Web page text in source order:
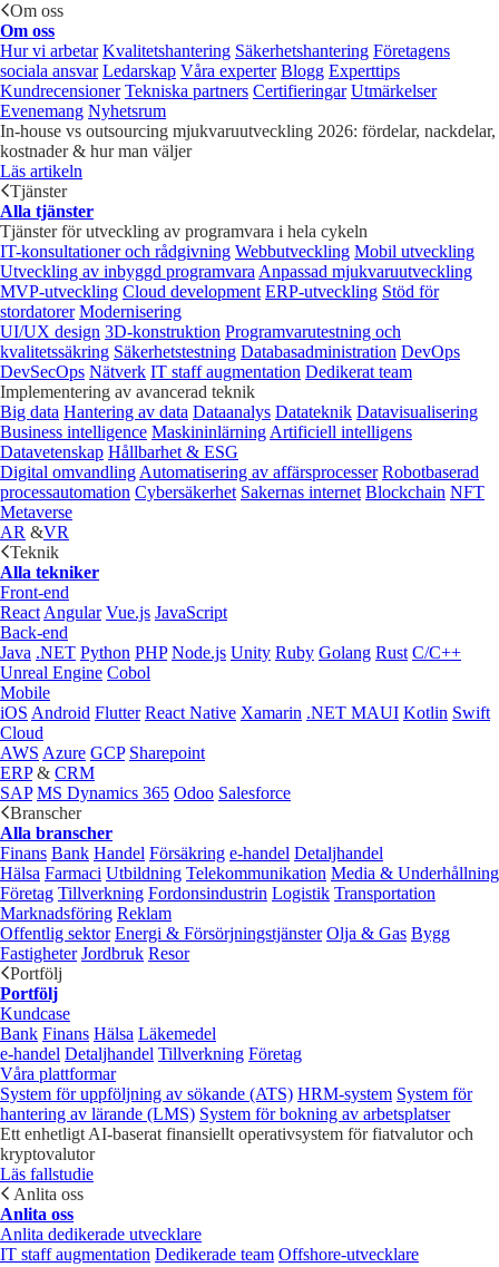
Om oss
Om oss
Hur vi arbetar Kvalitetshantering Säkerhetshantering Företagens
sociala ansvar Ledarskap Våra experter Blogg Experttips
Kundrecensioner Tekniska partners Certifieringar Utmärkelser
Evenemang Nyhetsrum
In-house vs outsourcing mjukvaruutveckling 2026: fördelar, nackdelar,
kostnader & hur man väljer
Läs artikeln
Tjänster
Alla tjänster
Tjänster för utveckling av programvara i hela cykeln
IT-konsultationer och rådgivning Webbutveckling Mobil utveckling
Utveckling av inbyggd programvara Anpassad mjukvaruutveckling
MVP-utveckling Cloud development ERP-utveckling Stöd för
stordatorer Modernisering
UI/UX design 3D-konstruktion Programvarutestning och
kvalitetssäkring Säkerhetstestning Databasadministration DevOps
DevSecOps Nätverk IT staff augmentation Dedikerat team
Implementering av avancerad teknik
Big data Hantering av data Dataanalys Datateknik Datavisualisering
Business intelligence Maskininlärning Artificiell intelligens
Datavetenskap Hållbarhet & ESG
Digital omvandling Automatisering av affärsprocesser Robotbaserad
processautomation Cybersäkerhet Sakernas internet Blockchain NFT
Metaverse
AR &VR
Teknik
Alla tekniker
Front-end
React Angular Vue.js JavaScript
Back-end
Java .NET Python PHP Node.js Unity Ruby Golang Rust C/C++
Unreal Engine Cobol
Mobile
iOS Android Flutter React Native Xamarin .NET MAUI Kotlin Swift
Cloud
AWS Azure GCP Sharepoint
ERP& CRM
SAP MS Dynamics 365 Odoo Salesforce
Branscher
Alla branscher
Finans Bank Handel Försäkring e‑handel Detaljhandel
Hälsa Farmaci Utbildning Telekommunikation Media & Underhållning
Företag Tillverkning Fordonsindustrin Logistik Transportation
Marknadsföring Reklam
Offentlig sektor Energi & Försörjningstjänster Olja & Gas Bygg
Fastigheter Jordbruk Resor
Portfölj
Portfölj
Kundcase
Bank Finans Hälsa Läkemedel
e‑handel Detaljhandel Tillverkning Företag
Våra plattformar
System för uppföljning av sökande (ATS) HRM-system System för
hantering av lärande (LMS) System för bokning av arbetsplatser
Ett enhetligt AI-baserat finansiellt operativsystem för fiatvalutor och
kryptovalutor
Läs fallstudie
Anlita oss
Anlita oss
Anlita dedikerade utvecklare
IT staff augmentation Dedikerade team Offshore-utvecklare